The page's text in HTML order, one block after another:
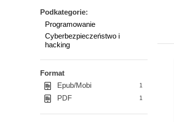
Podkategorie:
Programowanie
Cyberbezpieczeństwo i
hacking
Format
Epub/Mobi
1
PDF 1